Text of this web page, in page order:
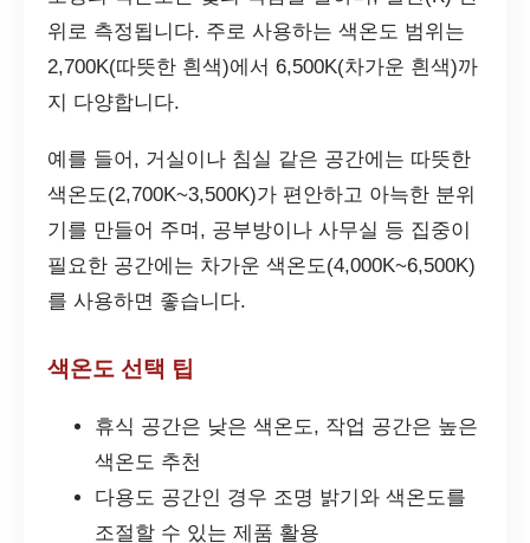
위로 측정됩니다. 주로 사용하는 색온도 범위는
2,700K(따뜻한 흰색)에서 6,500K(차가운 흰색)까
지 다양합니다.
예를 들어, 거실이나 침실 같은 공간에는 따뜻한
색온도(2,700K~3,500K)가 편안하고 아늑한 분위
기를 만들어 주며, 공부방이나 사무실 등 집중이
필요한 공간에는 차가운 색온도(4,000K~6,500K)
를 사용하면 좋습니다.
색온도 선택 팁
휴식 공간은 낮은 색온도, 작업 공간은 높은
색온도 추천
다용도 공간인 경우 조명 밝기와 색온도를
조절할 수 있는 제품 활용